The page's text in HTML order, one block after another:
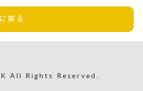
戻る
All Rights Reserved.